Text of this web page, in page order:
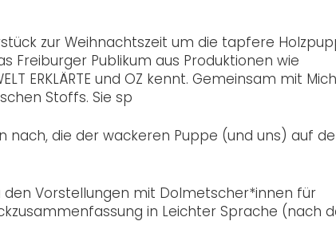
zur Weihnachtszeit um die tapfere
Freiburger Publikum aus Produktionen wie
ERKLÄRTE und OZ kennt. Gemeinsam mit
Stoffs. Sie sp
die der wackeren Puppe (und uns) auf
den Vorstellungen mit Dolmetscher*innen für
in Leichter Sprache (nach